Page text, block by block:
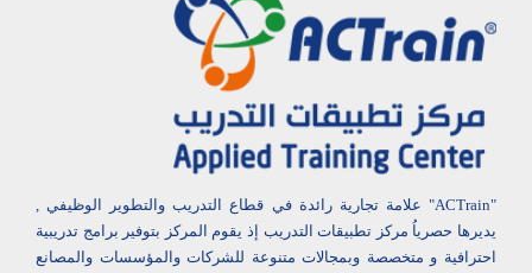
"ACTrain" علامة تجارية رائدة في قطاع التدريب والتطوير الوظيفي ,
يديرها حصرياُ مركز تطبيقات التدريب إذ يقوم المركز بتوفير برامج تدريبية
احترافية و متخصصة وبمجالات متنوعة للشركات والمؤسسات والمصانع